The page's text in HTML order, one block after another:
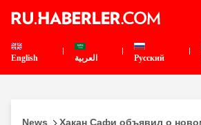
English العربية Pусский
News
Хакан Сафи объявил о